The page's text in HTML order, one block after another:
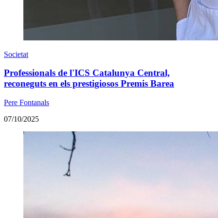
Societat
Professionals de l'ICS Catalunya Central,
reconeguts en els prestigiosos Premis Barea
Pere Fontanals
07/10/2025